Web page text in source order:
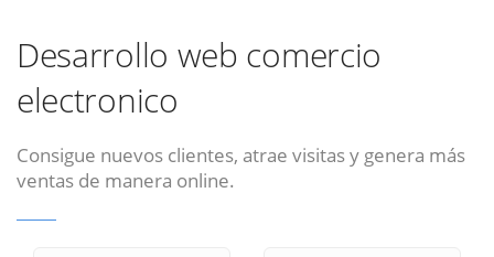
Desarrollo web comercio
electronico
Consigue nuevos clientes, atrae visitas y genera más
ventas de manera online.